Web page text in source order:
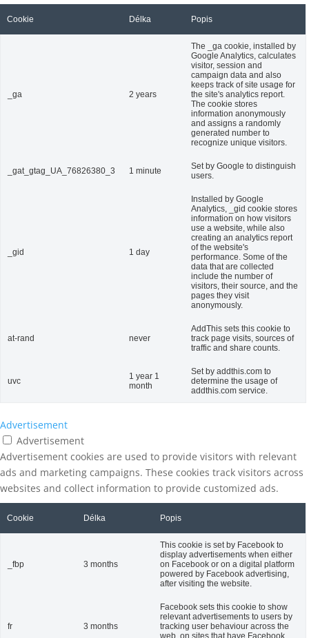
Cookie Délka Popis
_ga 2 years
The _ga cookie, installed by
Google Analytics, calculates
visitor, session and
campaign data and also
keeps track of site usage for
the site's analytics report.
The cookie stores
information anonymously
and assigns a randomly
generated number to
recognize unique visitors.
_gat_gtag_UA_76826380_3 1 minute
Set by Google to distinguish
users.
_gid 1 day
Installed by Google
Analytics, _gid cookie stores
information on how visitors
use a website, while also
creating an analytics report
of the website's
performance. Some of the
data that are collected
include the number of
visitors, their source, and the
pages they visit
anonymously.
at-rand never
AddThis sets this cookie to
track page visits, sources of
traffic and share counts.
uvc
1 year 1
month
Set by addthis.com to
determine the usage of
addthis.com service.
Advertisement
Advertisement
Advertisement cookies are used to provide visitors with relevant
ads and marketing campaigns. These cookies track visitors across
websites and collect information to provide customized ads.
Cookie Délka Popis
_fbp 3 months
This cookie is set by Facebook to
display advertisements when either
on Facebook or on a digital platform
powered by Facebook advertising,
after visiting the website.
fr 3 months
Facebook sets this cookie to show
relevant advertisements to users by
tracking user behaviour across the
web, on sites that have Facebook